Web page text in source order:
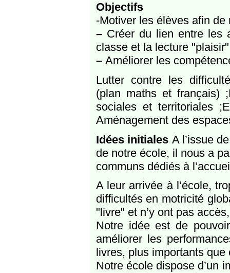
Objectifs
​-Motiver les élèves afin de
–Créer du lien entre les
classe et la lecture
–Améliorer les
Lutter contre les
(plan maths et français)
sociales et territoriales
Aménagement des
Idées initiales A l’issue
de notre école, il nous a
communs dédiés à
A leur arrivée à l’école,
difficultés en motricité
"livre" et n’y ont pas
Notre idée est de
améliorer les
livres, plus importants
Notre école dispose d’un